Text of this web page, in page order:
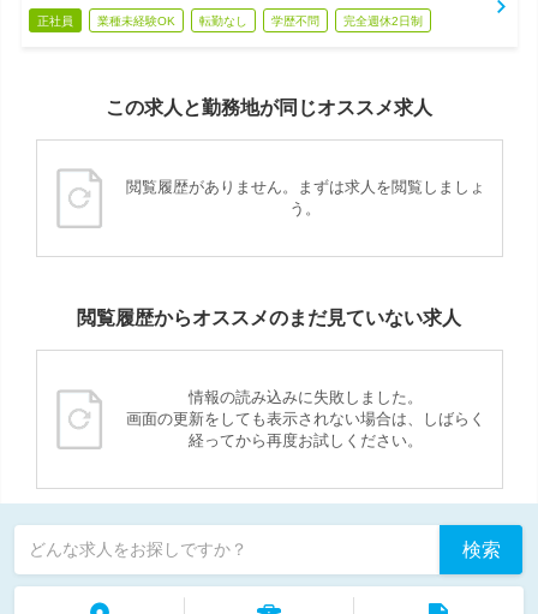
正社員 業種未経験OK 転勤なし 学歴不問 完全週休2日制
この求人と勤務地が同じオススメ求人
閲覧履歴がありません。まずは求人を閲覧しましょ
う。
閲覧履歴からオススメのまだ見ていない求人
情報の読み込みに失敗しました。
画面の更新をしても表示されない場合は、しばらく
経ってから再度お試しください。
どんな求人をお探しですか？ 検索